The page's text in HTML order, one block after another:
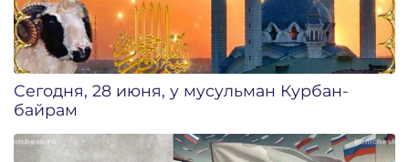
Сегодня, 28 июня, у мусульман Курбан-
байрам